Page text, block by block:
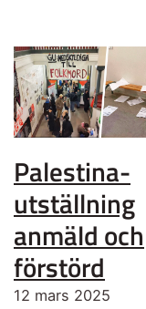
Palestina-
utställning
anmäld och
förstörd
12 mars 2025